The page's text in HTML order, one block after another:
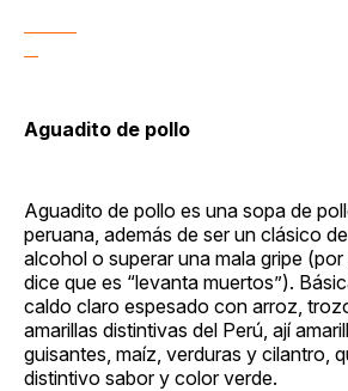
Aguadito de pollo
Aguadito de pollo es una sopa de
peruana, además de ser un clásico
alcohol o superar una mala gripe
dice que es “levanta muertos”).
caldo claro espesado con arroz,
amarillas distintivas del Perú, ají
guisantes, maíz, verduras y cilantro,
distintivo sabor y color verde.